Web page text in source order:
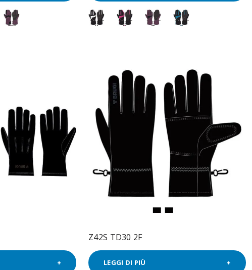
Z42S TD30 2F
LEGGI DI PIÙ